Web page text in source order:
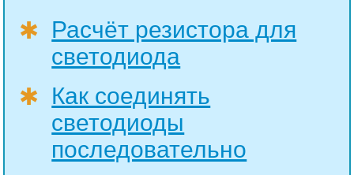
✱
Расчёт резистора для
светодиода
✱
Как соединять
светодиоды
последовательно